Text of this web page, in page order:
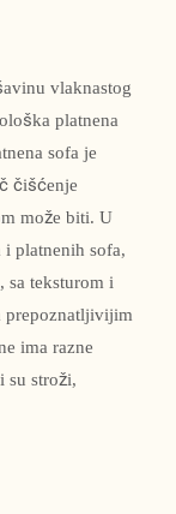
vlaknastog
platnena
sofa je
čišćenje
može biti. U
platnenih sofa,
sa teksturom i
prepoznatljivijim
ima razne
su stroži,